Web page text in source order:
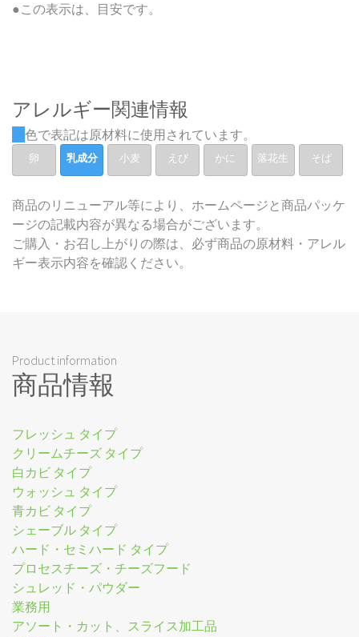
●この表示は、目安です。
アレルギー関連情報
色で表記は原材料に使用されています。
卵 乳成分 小麦 えび かに 落花生 そば
商品のリニューアル等により、ホームページと商品パッケ
ージの記載内容が異なる場合がございます。
ご購入・お召し上がりの際は、必ず商品の原材料・アレル
ギー表示内容を確認ください。
Product information
商品情報
フレッシュ タイプ
クリームチーズ タイプ
白カビ タイプ
ウォッシュ タイプ
青カビ タイプ
シェーブル タイプ
ハード・セミハード タイプ
プロセスチーズ・チーズフード
シュレッド・パウダー
業務用
アソート・カット、スライス加工品